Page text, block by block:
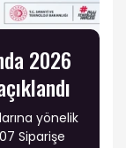
2026
yönelik
Siparişe